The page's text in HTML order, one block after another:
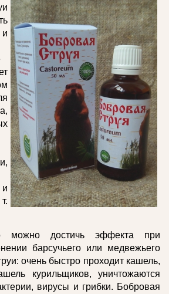
можно достичь эффекта при
барсучьего или медвежьего
очень быстро проходит кашель,
курильщиков, уничтожаются
вирусы и грибки. Бобровая